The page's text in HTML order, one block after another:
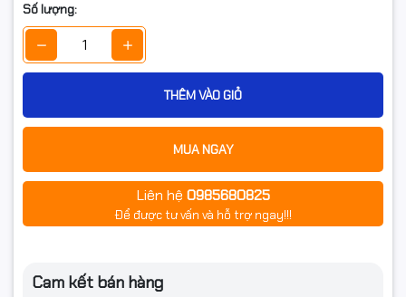
Số lượng:
THÊM VÀO GIỎ
MUA NGAY
Liên hệ 0985680825
Để được tư vấn và hỗ trợ ngay!!!
Cam kết bán hàng